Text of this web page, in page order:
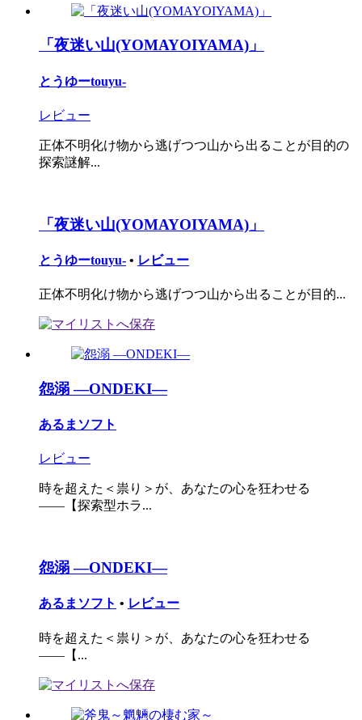
「夜迷い山(YOMAYOIYAMA)」
とうゆーtouyu-
レビュー
正体不明化け物から逃げつつ山から出ることが目的の
探索謎解...
「夜迷い山(YOMAYOIYAMA)」
とうゆーtouyu- • レビュー
正体不明化け物から逃げつつ山から出ることが目的...
怨溺 ―ONDEKI―
あるまソフト
レビュー
時を超えた＜祟り＞が、あなたの心を狂わせる
――【探索型ホラ...
怨溺 ―ONDEKI―
あるまソフト • レビュー
時を超えた＜祟り＞が、あなたの心を狂わせる
――【...